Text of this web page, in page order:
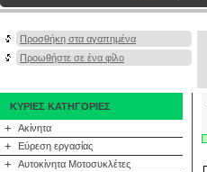
Προσθήκη στα αγαπημένα
Προωθήστε σε ένα φίλο
ΚΥΡΙΕΣ ΚΑΤΗΓΟΡΙΕΣ
+ Ακίνητα
+ Εύρεση εργασίας
+ Αυτοκίνητα Μοτοσυκλέτες